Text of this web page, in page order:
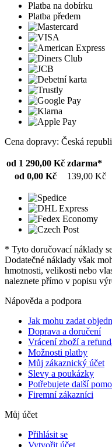
Platba na dobírku
Platba předem
Cena dopravy: Česká
od 1 290,00 Kč zdarma*
od 0,00 Kč
139,00 Kč
* Tyto doručovací náklady
Dodatečné náklady však
hmotnosti, velikosti nebo
naleznete přímo v popisu
Nápověda a podpora
Jak mohu zadat
Doprava a doručení
Vrácení zboží a
Možnosti platby
Můj zákaznický účet
Slevy a poukázky
Potřebujete další
Firemní zákazníci
Můj účet
Přihlásit se
Vytvořit účet